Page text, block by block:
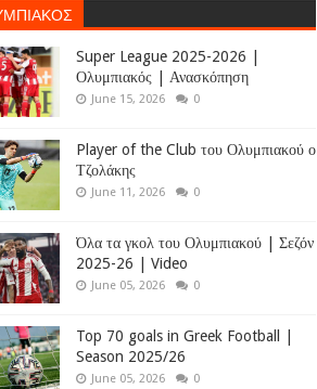
Super League 2025-2026 |
Ολυμπιακός | Ανασκόπηση
June 15, 2026 0
Player of the Club του Ολυμπιακού ο
Τζολάκης
June 11, 2026 0
Όλα τα γκολ του Ολυμπιακού | Σεζόν
2025-26 | Video
June 05, 2026 0
Top 70 goals in Greek Football |
Season 2025/26
June 05, 2026 0